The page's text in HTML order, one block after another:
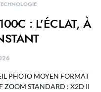
: L’ÉCLAT, À
PHOTO MOYEN FORMAT
ZOOM STANDARD : X2D II